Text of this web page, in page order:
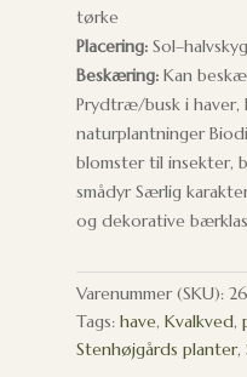
tørke
Placering:
Beskæring:Kan
Prydtræ/busk i haver,
naturplantninger
blomster til
smådyr Særlig
og dekorative
Varenummer (SKU):
Tags: have, Kvalkved,
Stenhøjgårds planter,